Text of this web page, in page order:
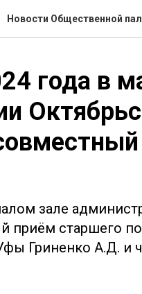
Новости Общественной
года в
зале
старшего
Гриненко А.Д. и